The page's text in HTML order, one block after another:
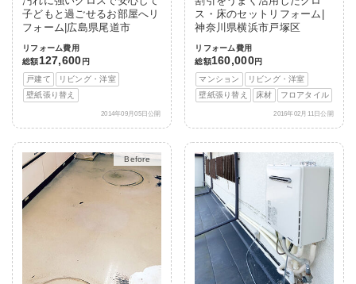
子どもと過ごせるお部屋へリ
フォーム|広島県尾道市
リフォーム費用
総額127,600 円
戸建て
リビング・洋室
壁紙張り替え
2014年09月05日公開
ス・床のセットリフォーム|
神奈川県横浜市戸塚区
リフォーム費用
総額160,000円
マンション
リビング・洋室
壁紙張り替え
床材 フロアタイル
2016年02月11日公開
After